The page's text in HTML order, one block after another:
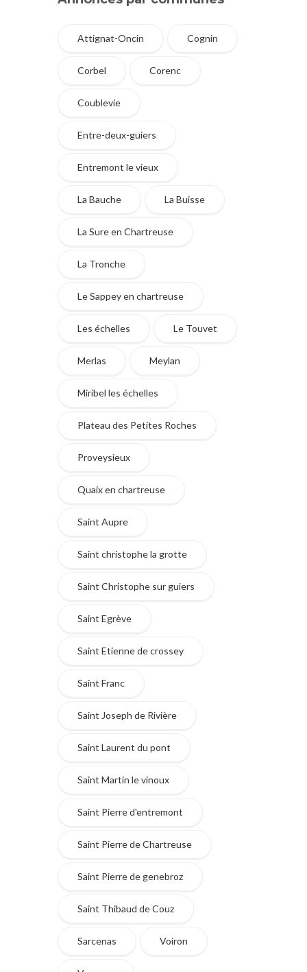
Attignat-Oncin Cognin
Corbel Corenc
Coublevie
Entre-deux-guiers
Entremont le vieux
La Bauche La Buisse
La Sure en Chartreuse
La Tronche
Le Sappey en chartreuse
Les échelles Le Touvet
Merlas Meylan
Miribel les échelles
Plateau des Petites Roches
Proveysieux
Quaix en chartreuse
Saint Aupre
Saint christophe la grotte
Saint Christophe sur guiers
Saint Egrève
Saint Etienne de crossey
Saint Franc
Saint Joseph de Rivière
Saint Laurent du pont
Saint Martin le vinoux
Saint Pierre d'entremont
Saint Pierre de Chartreuse
Saint Pierre de genebroz
Saint Thibaud de Couz
Sarcenas Voiron